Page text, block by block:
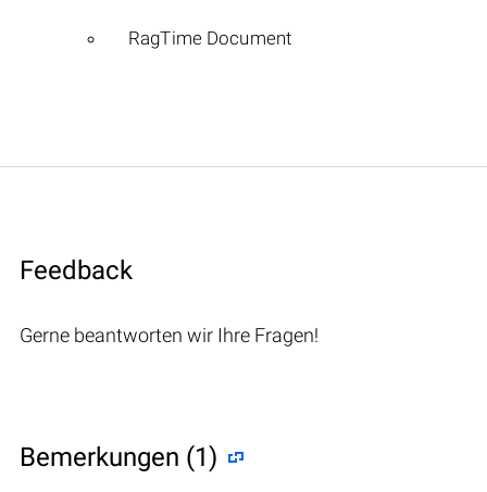
RagTime Document
Feedback
Gerne beantworten wir Ihre Fragen!
Bemerkungen (1)